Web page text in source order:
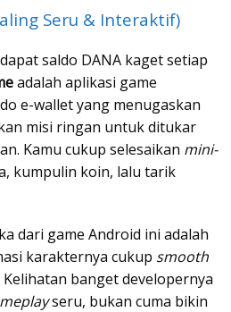
Seru & Interaktif)
saldo DANA kaget setiap
adalah aplikasi game
e-wallet yang menugaskan
misi ringan untuk ditukar
Kamu cukup selesaikan mini-
kumpulin koin, lalu tarik
dari game Android ini adalah
karakternya cukup smooth
banget developernya
seru, bukan cuma bikin